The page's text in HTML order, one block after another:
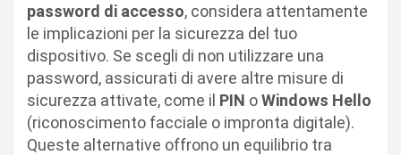
password di accesso, considera attentamente
le implicazioni per la sicurezza del tuo
dispositivo. Se scegli di non utilizzare una
password, assicurati di avere altre misure di
sicurezza attivate, come il PIN oWindows Hello
(riconoscimento facciale o impronta digitale).
Queste alternative offrono un equilibrio tra